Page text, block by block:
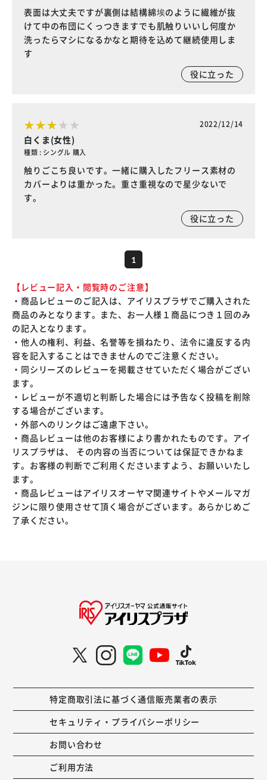
表面は大丈夫ですが裏側は結構綿埃のように繊維が抜
けて中の布団にくっつきますでも肌触りいいし何度か
洗ったらマシになるかなと期待を込めて継続使用しま
す
役に立った
2022/12/14
白くま(女性)
種類 : シングル 購入
触りごこち良いです。一緒に購入したフリース素材の
カバーよりは重かった。重さ重視なので星少ないで
す。
役に立った
1
【レビュー記入・閲覧時のご注意】
・商品レビューのご記入は、アイリスプラザでご購入された
商品のみとなります。また、お一人様１商品につき１回のみ
の記入となります。
・他人の権利、利益、名誉等を損ねたり、法令に違反する内
容を記入することはできませんのでご注意ください。
・同シリーズのレビューを掲載させていただく場合がござい
ます。
・レビューが不適切と判断した場合には予告なく投稿を削除
する場合がございます。
・外部へのリンクはご遠慮下さい。
・商品レビューは他のお客様により書かれたものです。アイ
リスプラザは、 その内容の当否については保証できかねま
す。お客様の判断でご利用くださいますよう、お願いいたし
ます。
・商品レビューはアイリスオーヤマ関連サイトやメールマガ
ジンに限り使用させて頂く場合がございます。あらかじめご
了承ください。
特定商取引法に基づく通信販売業者の表示
セキュリティ・プライバシーポリシー
お問い合わせ
ご利用方法